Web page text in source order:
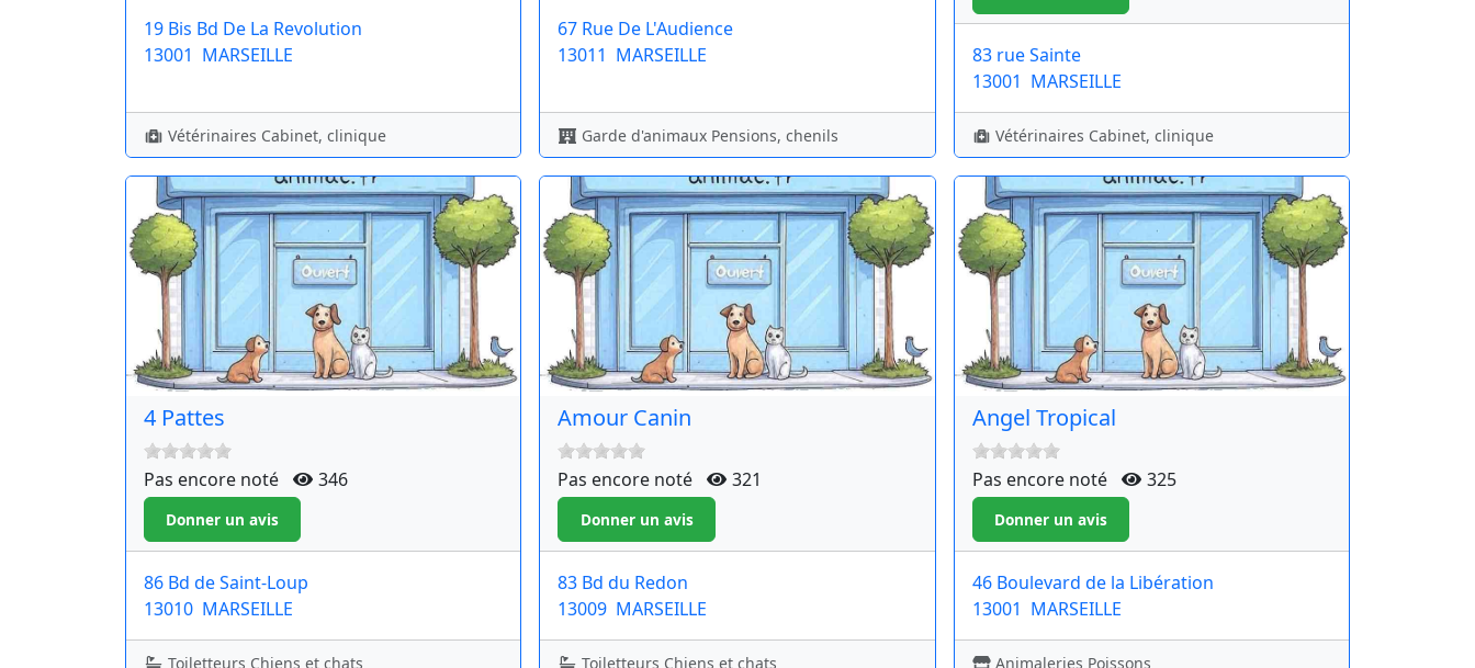
19 Bis Bd De La Revolution
13001 MARSEILLE
Vétérinaires Cabinet, clinique
67 Rue De L'Audience
13011 MARSEILLE
Garde d'animaux Pensions, chenils
83 rue Sainte
13001 MARSEILLE
Vétérinaires Cabinet, clinique
4 Pattes
Pas encore noté 346
86 Bd de Saint-Loup
13010 MARSEILLE
Toiletteurs Chiens et chats
Amour Canin
Pas encore noté 321
83 Bd du Redon
13009 MARSEILLE
Toiletteurs Chiens et chats
Angel Tropical
Pas encore noté 325
46 Boulevard de la Libération
13001 MARSEILLE
Animaleries Poissons